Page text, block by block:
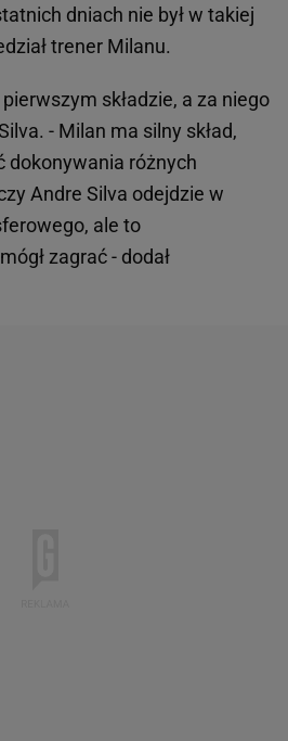
dniach nie był w takiej
trener Milanu.
składzie, a za niego
- Milan ma silny skład,
różnych
Andre Silva odejdzie w
ale to
zagrać - dodał